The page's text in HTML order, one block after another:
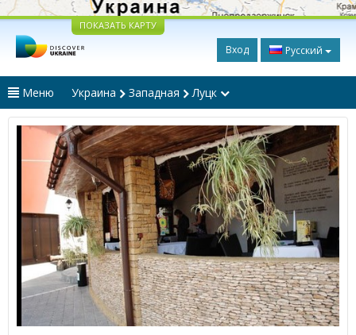
ПОКАЗАТЬ КАРТУ
Вход Русский
Меню Украина Западная Луцк